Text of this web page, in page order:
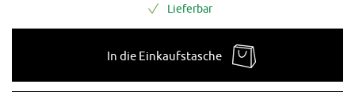
Lieferbar
In die Einkaufstasche